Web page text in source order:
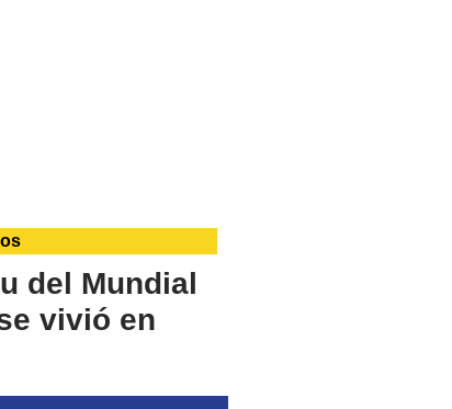
del Mundial
vivió en